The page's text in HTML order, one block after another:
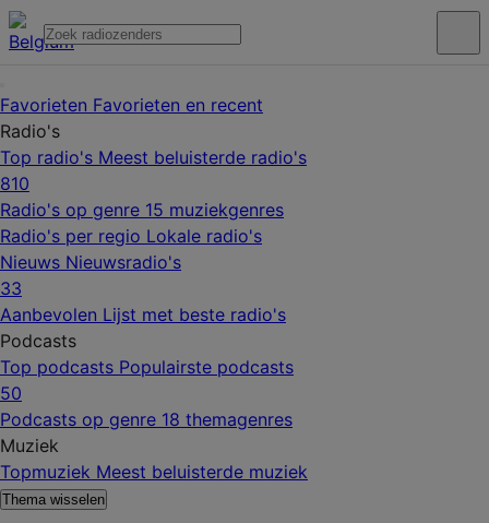
Favorieten Favorieten en recent
Radio's
Top radio's Meest beluisterde radio's
810
Radio's op genre 15 muziekgenres
Radio's per regio Lokale radio's
Nieuws Nieuwsradio's
33
Aanbevolen Lijst met beste radio's
Podcasts
Top podcasts Populairste podcasts
50
Podcasts op genre 18 themagenres
Muziek
Topmuziek Meest beluisterde muziek
Thema wisselen